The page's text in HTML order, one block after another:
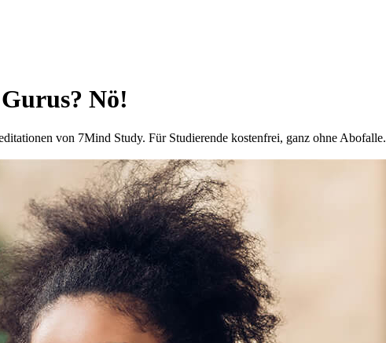
Nö!
von 7Mind Study. Für Studierende kostenfrei, ganz ohne Abofalle.